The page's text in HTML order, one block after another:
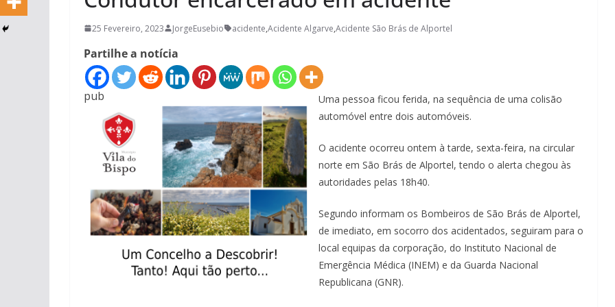
25 Fevereiro, 2023 JorgeEusebio acidente,Acidente Algarve,Acidente São Brás de Alportel
Partilhe a notícia
pub
Uma pessoa ficou ferida, na sequência de uma colisão
automóvel entre dois automóveis.
O acidente ocorreu ontem à tarde, sexta-feira, na circular
norte em São Brás de Alportel, tendo o alerta chegou às
autoridades pelas 18h40.
Segundo informam os Bombeiros de São Brás de Alportel,
de imediato, em socorro dos acidentados, seguiram para o
local equipas da corporação, do Instituto Nacional de
Emergência Médica (INEM) e da Guarda Nacional
Republicana (GNR).